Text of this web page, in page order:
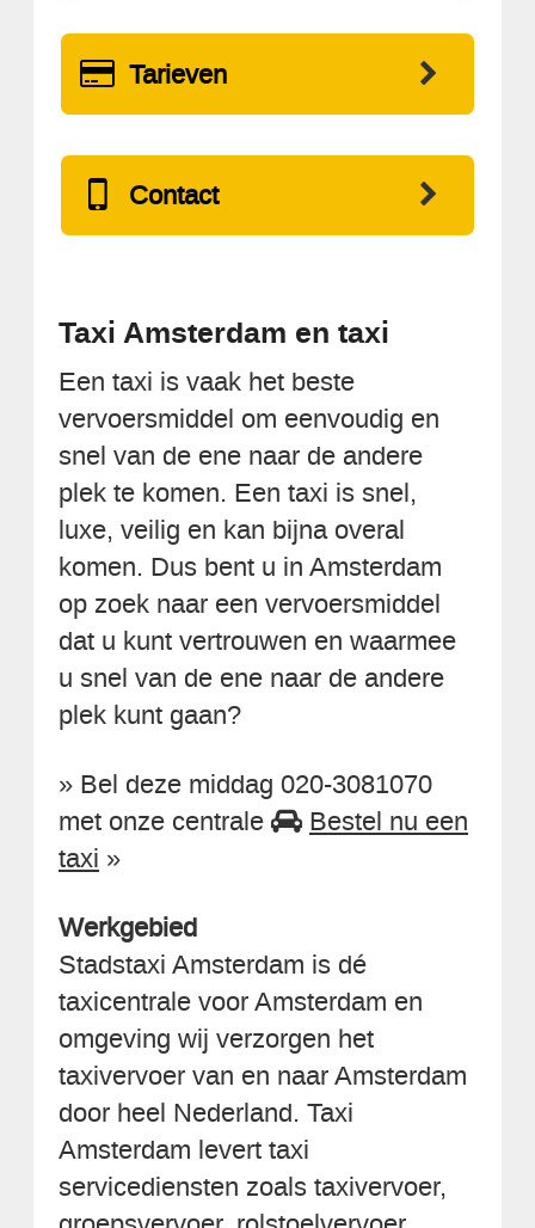
Tarieven
Contact
Taxi Amsterdam en taxi
Een taxi is vaak het beste
vervoersmiddel om eenvoudig en
snel van de ene naar de andere
plek te komen. Een taxi is snel,
luxe, veilig en kan bijna overal
komen. Dus bent u in Amsterdam
op zoek naar een vervoersmiddel
dat u kunt vertrouwen en waarmee
u snel van de ene naar de andere
plek kunt gaan?
» Bel deze middag 020-3081070
met onze centrale
Bestel nu een
taxi »
Werkgebied
Stadstaxi Amsterdam is dé
taxicentrale voor Amsterdam en
omgeving wij verzorgen het
taxivervoer van en naar Amsterdam
door heel Nederland. Taxi
Amsterdam levert taxi
servicediensten zoals taxivervoer,